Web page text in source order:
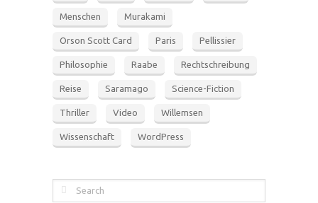
Menschen Murakami
Orson Scott Card Paris Pellissier
Philosophie Raabe Rechtschreibung
Reise Saramago Science-Fiction
Thriller Video Willemsen
Wissenschaft WordPress